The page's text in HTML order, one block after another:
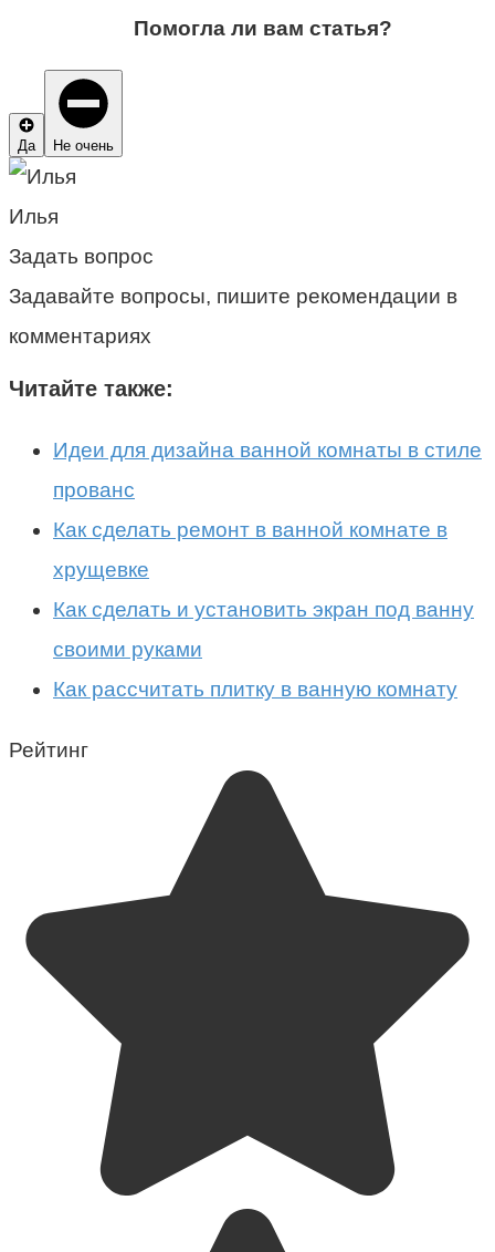
Помогла ли вам статья?
Да Не очень
Илья
Задать вопрос
Задавайте вопросы, пишите рекомендации в
комментариях
Читайте также:
Идеи для дизайна ванной комнаты в стиле
прованс
Как сделать ремонт в ванной комнате в
хрущевке
Как сделать и установить экран под ванну
своими руками
Как рассчитать плитку в ванную комнату
Рейтинг